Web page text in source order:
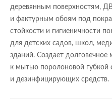
деревянным поверхностям,
и фактурным обоям под
стойкости и гигиеничности
для детских садов, школ,
зданий. Создает долговечное
к мытью поролоновой
и дезинфицирующих средств.